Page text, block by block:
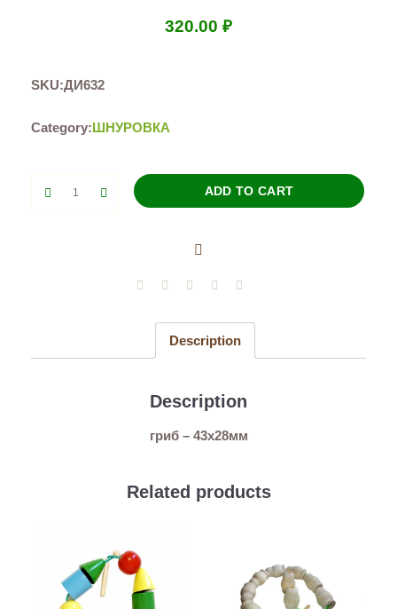
320.00 ₽
SKU:ДИ632
Category:ШНУРОВКА
ADD TO CART
Description
Description
гриб – 43х28мм
Related products